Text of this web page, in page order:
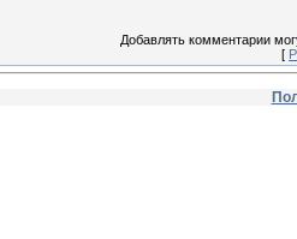
Добавлять комментарии
[